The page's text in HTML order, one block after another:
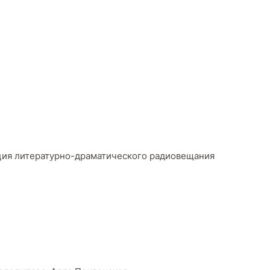
литературно-драматического радиовещания